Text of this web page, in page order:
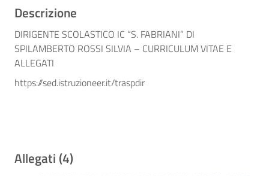
Descrizione
DIRIGENTE SCOLASTICO IC “S. FABRIANI” DI
SPILAMBERTO ROSSI SILVIA – CURRICULUM VITAE E
ALLEGATI
https://sed.istruzioneer.it/traspdir
Allegati (4)